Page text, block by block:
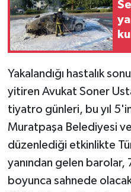
Yakalandığı hastalık
yitiren Avukat Soner
tiyatro günleri, bu yıl
Muratpaşa Belediyesi
düzenlediği etkinlikte
yanından gelen barolar,
boyunca sahnede